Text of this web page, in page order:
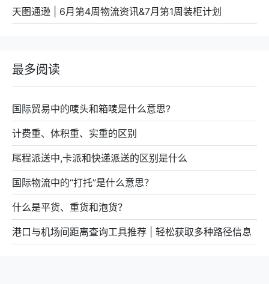
天图通逊 | 6月第4周物流资讯&7月第1周装柜计划
最多阅读
国际贸易中的唛头和箱唛是什么意思?
计费重、体积重、实重的区别
尾程派送中,卡派和快递派送的区别是什么
国际物流中的“打托”是什么意思？
什么是平货、重货和泡货？
港口与机场间距离查询工具推荐 | 轻松获取多种路径信息